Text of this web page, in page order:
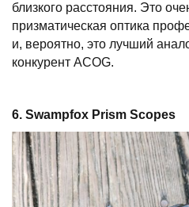
близкого расстояния. Это
призматическая оптика
и, вероятно, это лучший
конкурент ACOG.
6. Swampfox Prism Scopes